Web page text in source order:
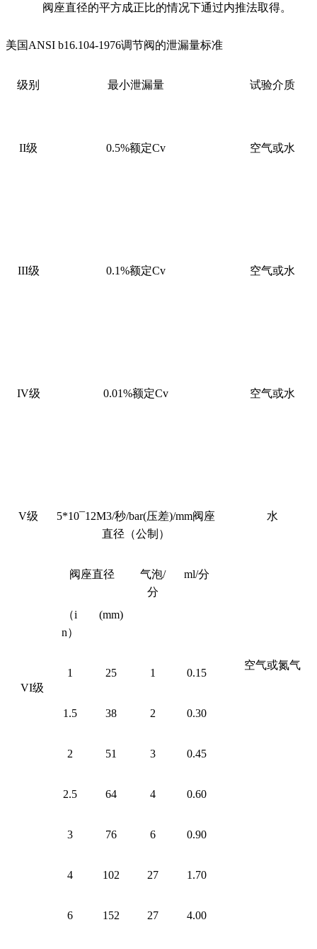
阀座直径的平方成正比的情况下通过内推法取得。
美国ANSI b16.104-1976调节阀的泄漏量标准
级别 最小泄漏量 试验介质
II级 0.5%额定Cv 空气或水
III级 0.1%额定Cv 空气或水
IV级 0.01%额定Cv 空气或水
V级 5*10¯12M3/秒/bar(压差)/mm阀座
直径（公制）
水
VI级
阀座直径 气泡/
分
ml/分
空气或氮气
（i
n）
(mm)
1 25 1 0.15
1.5 38 2 0.30
2 51 3 0.45
2.5 64 4 0.60
3 76 6 0.90
4 102 27 1.70
6 152 27 4.00